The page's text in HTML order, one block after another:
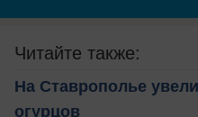
Читайте также:
На Ставрополье
огурцов